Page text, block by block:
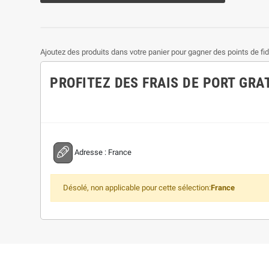
Ajoutez des produits dans votre panier pour gagner des points de
PROFITEZ DES FRAIS DE PORT
Adresse : France
Désolé, non applicable pour cette sélection:France